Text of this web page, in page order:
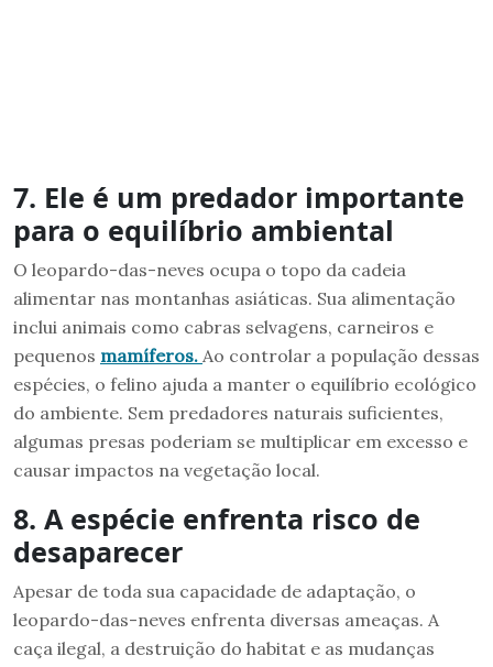
7. Ele é um predador importante
para o equilíbrio ambiental
O leopardo-das-neves ocupa o topo da cadeia
alimentar nas montanhas asiáticas. Sua alimentação
inclui animais como cabras selvagens, carneiros e
pequenos mamíferos. Ao controlar a população dessas
espécies, o felino ajuda a manter o equilíbrio ecológico
do ambiente. Sem predadores naturais suficientes,
algumas presas poderiam se multiplicar em excesso e
causar impactos na vegetação local.
8. A espécie enfrenta risco de
desaparecer
Apesar de toda sua capacidade de adaptação, o
leopardo-das-neves enfrenta diversas ameaças. A
caça ilegal, a destruição do habitat e as mudanças